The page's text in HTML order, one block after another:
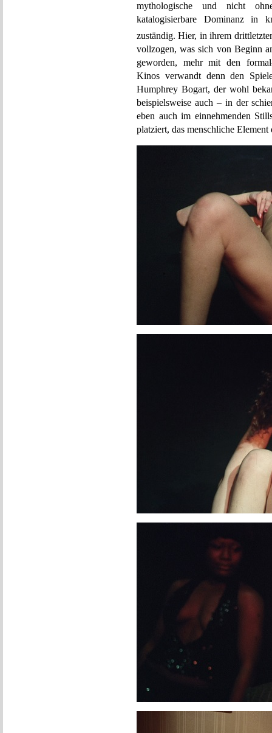
mythologische und nicht
katalogisierbare Dominanz in
zuständig. Hier, in ihrem
vollzogen, was sich von Beginn
geworden, mehr mit den
Kinos verwandt denn den
Humphrey Bogart, der wohl
beispielsweise auch – in der
eben auch im einnehmenden
platziert, das menschliche